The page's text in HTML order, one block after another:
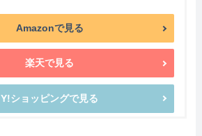
Amazonで見る
楽天で見る
Y!ショッピングで見る